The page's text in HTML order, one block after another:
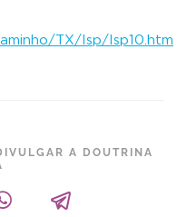
TX/Isp/Isp10.htm
A DOUTRINA